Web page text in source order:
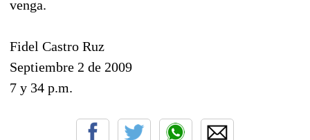
venga.
Fidel Castro Ruz
Septiembre 2 de 2009
7 y 34 p.m.